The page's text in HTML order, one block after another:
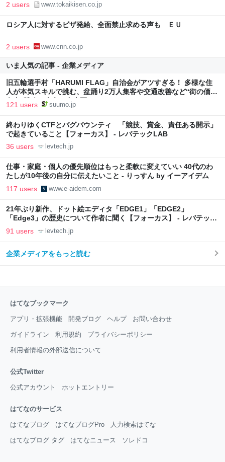
2 users www.tokaikisen.co.jp
ロシア人に対するビザ発給、全面禁止求める声も ＥＵ
2 users www.cnn.co.jp
いま人気の記事 - 企業メディア
旧五輪選手村「HARUMI FLAG」自治会がアツすぎる！ 多様な住
人が本気スキルで挑む、盆踊り2万人集客や交通改善など“街の価値
向上”戦略 東京・中央区
121 users suumo.jp
終わりゆくCTFとバグバウンティ 「競技、賞金、責任ある開示」
で起きていること【フォーカス】 - レバテックLAB
36 users levtech.jp
仕事・家庭・個人の優先順位はもっと柔軟に変えていい 40代のわ
たしが10年後の自分に伝えたいこと - りっすん by イーアイデム
117 users www.e-aidem.com
21年ぶり新作、ドット絵エディタ「EDGE1」「EDGE2」
「Edge3」の歴史について作者に聞く【フォーカス】 - レバテック
LAB
91 users levtech.jp
企業メディアをもっと読む
はてなブックマーク
アプリ・拡張機能 開発ブログ ヘルプ お問い合わせ
ガイドライン 利用規約 プライバシーポリシー
利用者情報の外部送信について
公式Twitter
公式アカウント ホットエントリー
はてなのサービス
はてなブログ はてなブログPro 人力検索はてな
はてなブログ タグ はてなニュース ソレドコ